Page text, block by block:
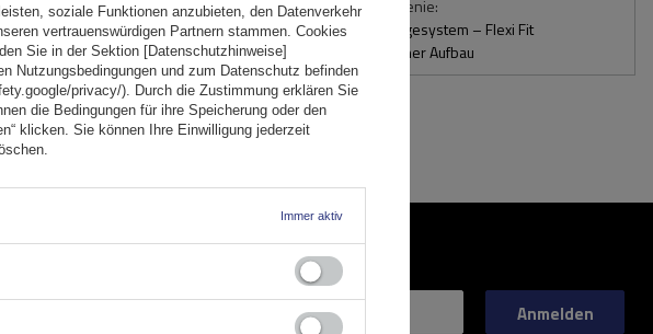
gs1: Opis wyróżnienie:
bequemes Montagesystem – Flexi Fit
aerodynamischer Aufbau
Anmelden
soziale Funktionen anzubieten, den Datenverkehr
vertrauenswürdigen Partnern stammen. Cookies
Sie in der Sektion [Datenschutzhinweise]
Nutzungsbedingungen und zum Datenschutz befinden
privacy/). Durch die Zustimmung erklären Sie
die Bedingungen für ihre Speicherung oder den
klicken. Sie können Ihre Einwilligung jederzeit
Immer aktiv